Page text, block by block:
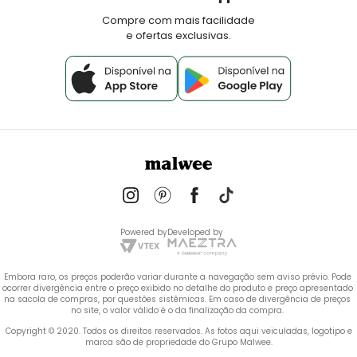
Compre com mais facilidade
e ofertas exclusivas.
Powered byDeveloped by
Embora raro, os preços poderão variar durante a navegação sem aviso prévio. Pode
ocorrer divergência entre o preço exibido no detalhe do produto e preço apresentado
na sacola de compras, por questões sistêmicas. Em caso de divergência de preços
no site, o valor válido é o da finalização da compra.
marca são de propriedade do Grupo Malwee.